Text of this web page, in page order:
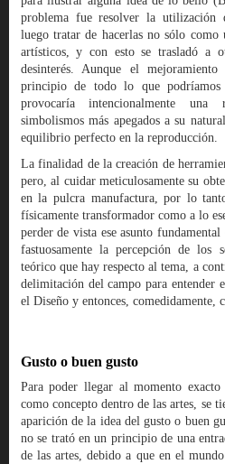
problema fue resolver la utilización
luego tratar de hacerlas no sólo
artísticos, y con esto se trasladó a
desinterés. Aunque el
principio de todo lo que
provocaría intencionalmente
simbolismos más apegados a su
equilibrio perfecto en la reproducción.
La finalidad de la creación de
pero, al cuidar meticulosamente su
en la pulcra manufactura, por lo
físicamente transformador como a lo
perder de vista ese asunto
fastuosamente la percepción de los
teórico que hay respecto al tema, a
delimitación del campo para entender
el Diseño y entonces, comedidamente,
Gusto o buen gusto
Para poder llegar al momento
como concepto dentro de las artes, se
aparición de la idea del gusto o buen
no se trató en un principio de una
de las artes, debido a que en el